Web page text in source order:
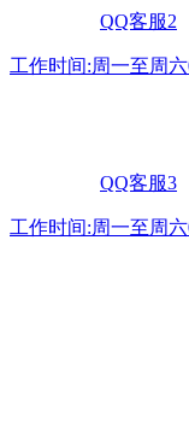
QQ客服2
工作时间:周一至周六
QQ客服3
工作时间:周一至周六